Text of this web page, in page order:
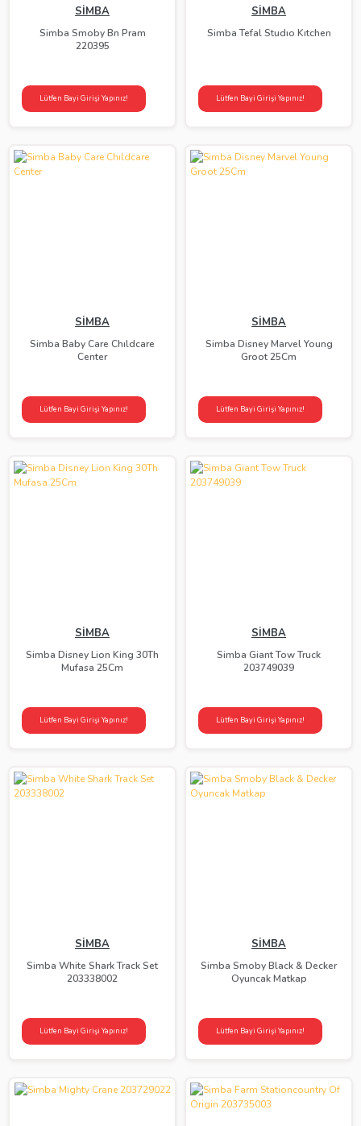
SİMBA
Simba Smoby Bn Pram
220395
Lütfen Bayi Girişi Yapınız!
SİMBA
Simba Tefal Studıo Kıtchen
Lütfen Bayi Girişi Yapınız!
SİMBA
Simba Baby Care Chıldcare
Center
Lütfen Bayi Girişi Yapınız!
SİMBA
Simba Disney Marvel Young
Groot 25Cm
Lütfen Bayi Girişi Yapınız!
SİMBA
Simba Disney Lion King 30Th
Mufasa 25Cm
Lütfen Bayi Girişi Yapınız!
SİMBA
Simba Giant Tow Truck
203749039
Lütfen Bayi Girişi Yapınız!
SİMBA
Simba White Shark Track Set
203338002
Lütfen Bayi Girişi Yapınız!
SİMBA
Simba Smoby Black & Decker
Oyuncak Matkap
Lütfen Bayi Girişi Yapınız!